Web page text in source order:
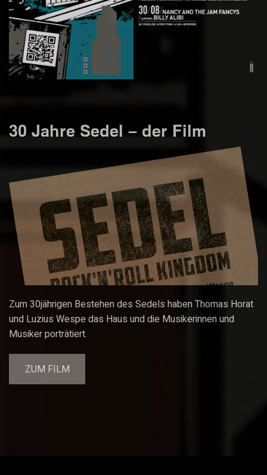
30 Jahre Sedel – der Film
Zum 30jährigen Bestehen des Sedels haben Thomas Horat
und Luzius Wespe das Haus und die Musikerinnen und
Musiker porträtiert.
ZUM FILM